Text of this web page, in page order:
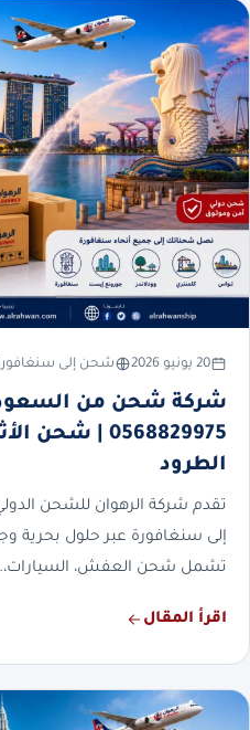
20 يونيو 2026 شحن إلى
شركة شحن من
0568829975 |
الطرود
تقدم شركة الرهوان للشحن
إلى سنغافورة عبر حلول بحرية
تشمل شحن العفش،
اقرأ المقال